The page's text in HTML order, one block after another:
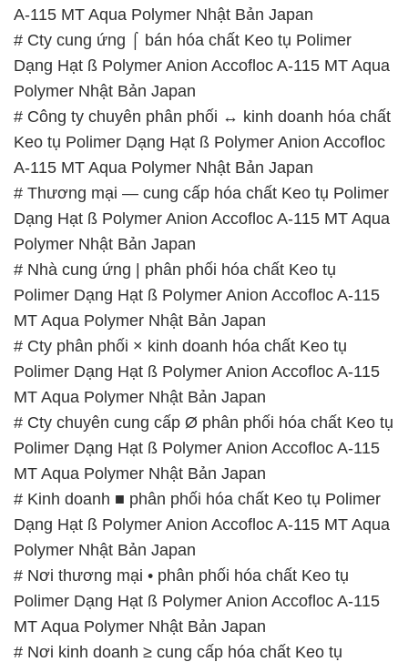
A-115 MT Aqua Polymer Nhật Bản Japan
# Cty cung ứng ⌠ bán hóa chất Keo tụ Polimer
Dạng Hạt ß Polymer Anion Accofloc A-115 MT Aqua
Polymer Nhật Bản Japan
# Công ty chuyên phân phối ↔ kinh doanh hóa chất
Keo tụ Polimer Dạng Hạt ß Polymer Anion Accofloc
A-115 MT Aqua Polymer Nhật Bản Japan
# Thương mại — cung cấp hóa chất Keo tụ Polimer
Dạng Hạt ß Polymer Anion Accofloc A-115 MT Aqua
Polymer Nhật Bản Japan
# Nhà cung ứng | phân phối hóa chất Keo tụ
Polimer Dạng Hạt ß Polymer Anion Accofloc A-115
MT Aqua Polymer Nhật Bản Japan
# Cty phân phối × kinh doanh hóa chất Keo tụ
Polimer Dạng Hạt ß Polymer Anion Accofloc A-115
MT Aqua Polymer Nhật Bản Japan
# Cty chuyên cung cấp Ø phân phối hóa chất Keo tụ
Polimer Dạng Hạt ß Polymer Anion Accofloc A-115
MT Aqua Polymer Nhật Bản Japan
# Kinh doanh ■ phân phối hóa chất Keo tụ Polimer
Dạng Hạt ß Polymer Anion Accofloc A-115 MT Aqua
Polymer Nhật Bản Japan
# Nơi thương mại • phân phối hóa chất Keo tụ
Polimer Dạng Hạt ß Polymer Anion Accofloc A-115
MT Aqua Polymer Nhật Bản Japan
# Nơi kinh doanh ≥ cung cấp hóa chất Keo tụ